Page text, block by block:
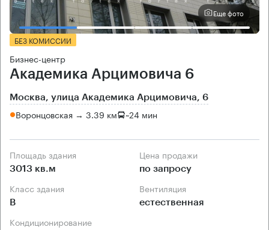
Еще фото
БЕЗ КОМИССИИ
Бизнес-центр
Академика Арцимовича 6
Москва, улица Академика Арцимовича, 6
Воронцовская → 3.39 км ~24 мин
Площадь здания
3013 кв.м
Цена продажи
по запросу
Класс здания
B
Вентиляция
естественная
Кондиционирование